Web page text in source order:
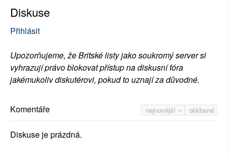
Diskuse
Přihlásit
Upozorňujeme, že Britské listy jako soukromý server si
vyhrazují právo blokovat přístup na diskusní fóra
jakémukoliv diskutérovi, pokud to uznají za důvodné.
nejnovější oblíbené
Komentáře
Diskuse je prázdná.